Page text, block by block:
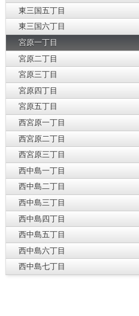
東三国五丁目
東三国六丁目
宮原一丁目
宮原二丁目
宮原三丁目
宮原四丁目
宮原五丁目
西宮原一丁目
西宮原二丁目
西宮原三丁目
西中島一丁目
西中島二丁目
西中島三丁目
西中島四丁目
西中島五丁目
西中島六丁目
西中島七丁目